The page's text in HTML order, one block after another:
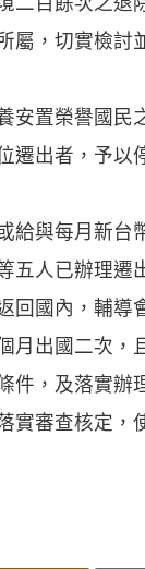
屬，切實檢討
置榮譽國民
遷出者，予以
與每月新台
五人已辦理遷
回國內，輔導
月出國二次，
件，及落實辦
實審查核定，